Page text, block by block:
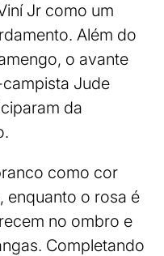
Jr como um
Além do
o avante
Jude
da
como cor
enquanto o rosa é
no ombro e
Completando